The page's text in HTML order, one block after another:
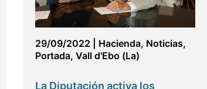
29/09/2022 Hacienda, Noticias,
Portada, Vall d'Ebo (La)
La Diputación activa los